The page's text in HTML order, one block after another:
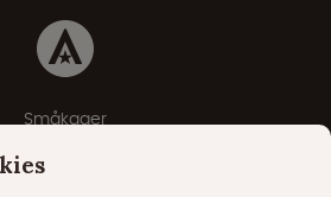
Småkager
af personlige oplysninger